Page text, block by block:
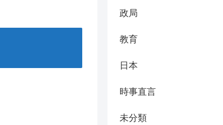
政局
教育
日本
時事直言
未分類